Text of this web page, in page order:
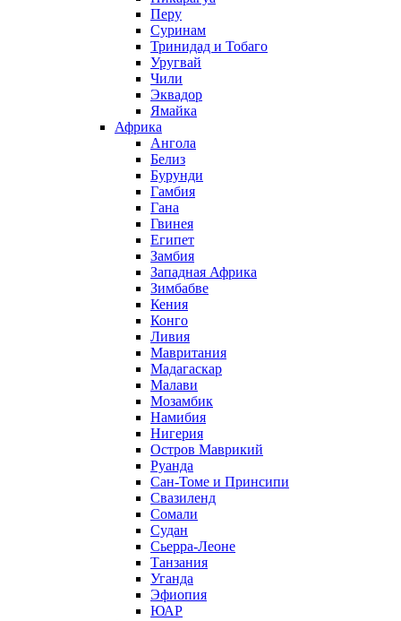
Перу
Суринам
Тринидад и Тобаго
Уругвай
Чили
Эквадор
Ямайка
Африка
Ангола
Белиз
Бурунди
Гамбия
Гана
Гвинея
Египет
Замбия
Западная Африка
Зимбабве
Кения
Конго
Ливия
Мавритания
Мадагаскар
Малави
Мозамбик
Намибия
Нигерия
Остров Маврикий
Руанда
Сан-Томе и Принсипи
Свазиленд
Сомали
Судан
Сьерра-Леоне
Танзания
Уганда
Эфиопия
ЮАР